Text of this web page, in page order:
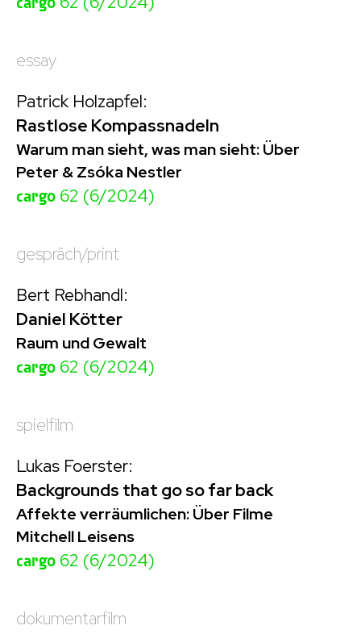
essay
Patrick Holzapfel:
Rastlose Kompassnadeln
Warum man sieht, was man sieht: Über
Peter & Zsóka Nestler
cargo 62 (6/2024)
gespräch/print
Bert Rebhandl:
Daniel Kötter
Raum und Gewalt
cargo 62 (6/2024)
spielfilm
Lukas Foerster:
Backgrounds that go so far back
Affekte verräumlichen: Über Filme
Mitchell Leisens
cargo 62 (6/2024)
dokumentarfilm